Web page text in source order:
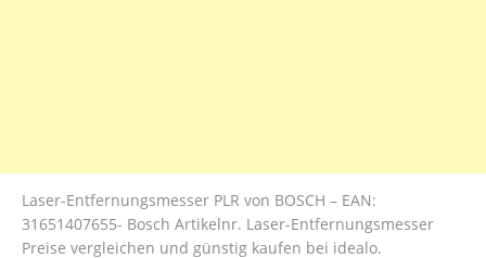
Laser-Entfernungsmesser PLR von BOSCH – EAN:
31651407655- Bosch Artikelnr. Laser-Entfernungsmesser
Preise vergleichen und günstig kaufen bei idealo.